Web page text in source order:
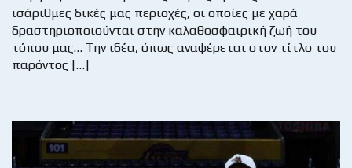
ισάριθμες δικές μας περιοχές, οι οποίες με χαρά
δραστηριοποιούνται στην καλαθοσφαιρική ζωή του
τόπου μας… Την ιδέα, όπως αναφέρεται στον τίτλο του
παρόντος […]